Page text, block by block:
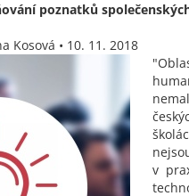
poznatků
Kosová • 10. 11. 2018
v